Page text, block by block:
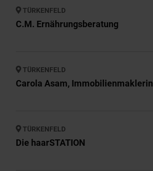
TÜRKENFELD
C.M. Ernährungsberatung
TÜRKENFELD
Carola Asam, Immobilienmaklerin
TÜRKENFELD
Die haarSTATION